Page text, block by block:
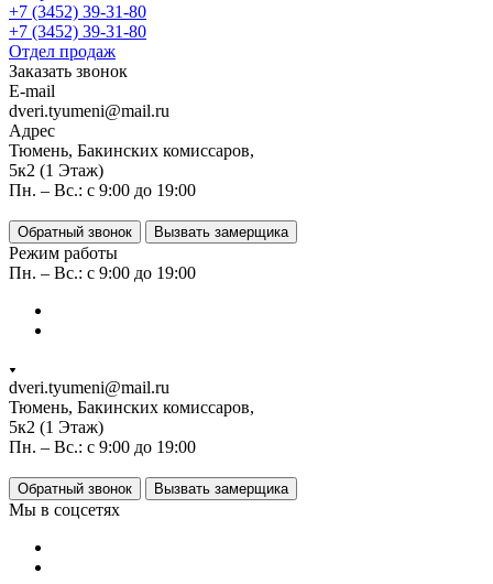
+7 (3452) 39-31-80
+7 (3452) 39-31-80
Отдел продаж
Заказать звонок
E-mail
dveri.tyumeni@mail.ru
Адрес
Тюмень, Бакинских комиссаров,
5к2 (1 Этаж)
Пн. – Вс.: с 9:00 до 19:00
Обратный звонок Вызвать замерщика
Режим работы
Пн. – Вс.: с 9:00 до 19:00
dveri.tyumeni@mail.ru
Тюмень, Бакинских комиссаров,
5к2 (1 Этаж)
Пн. – Вс.: с 9:00 до 19:00
Обратный звонок Вызвать замерщика
Мы в соцсетях